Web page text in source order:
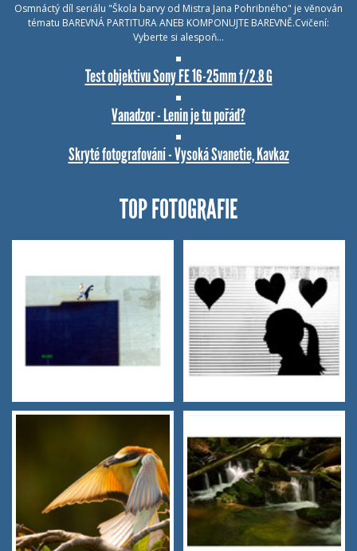
Osmnáctý díl seriálu "Škola barvy od Mistra Jana Pohribného" je věnován
tématu BAREVNÁ PARTITURA ANEB KOMPONUJTE BAREVNĚ.Cvičení:
Vyberte si alespoň…
Test objektivu Sony FE 16-25mm f/2.8 G
Vanadzor - Lenin je tu pořád?
Skryté fotografování - Vysoká Svanetie, Kavkaz
TOP FOTOGRAFIE